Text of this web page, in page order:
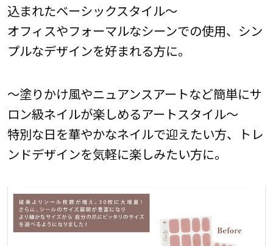
込まれたベーシックスタイル～
オフィスやフォーマルなシーンでの使用、シン
プルなデザインを好まれる方に。
～塗りかけ風やニュアンスアートなど簡単にサ
ロン級ネイルが楽しめるアートスタイル～
特別な日を華やかなネイルで迎えたい方、トレ
ンドデザインを気軽に楽しみたい方に。